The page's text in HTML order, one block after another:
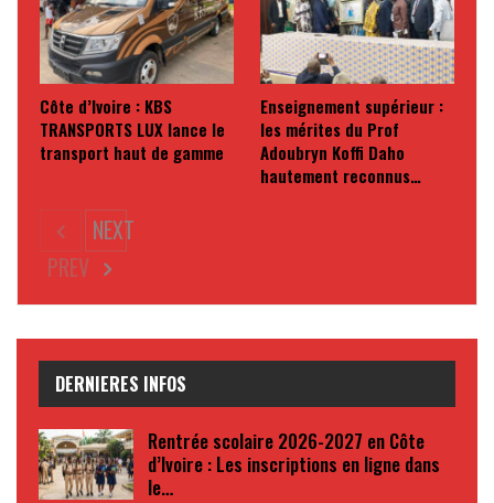
Côte d’Ivoire : KBS
TRANSPORTS LUX lance le
transport haut de gamme
Enseignement supérieur :
les mérites du Prof
Adoubryn Koffi Daho
hautement reconnus…
PREV
NEXT
DERNIERES INFOS
Rentrée scolaire 2026-2027 en Côte
d’Ivoire : Les inscriptions en ligne dans
le…